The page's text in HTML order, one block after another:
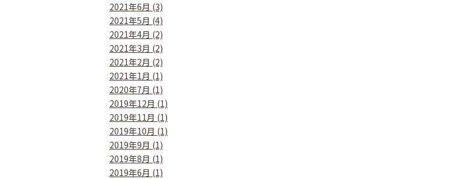
2021年6月 (3)
2021年5月 (4)
2021年4月 (2)
2021年3月 (2)
2021年2月 (2)
2021年1月 (1)
2020年7月 (1)
2019年12月 (1)
2019年11月 (1)
2019年10月 (1)
2019年9月 (1)
2019年8月 (1)
2019年6月 (1)